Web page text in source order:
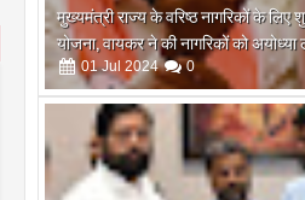
मुख्यमंत्री राज्य के वरिष्ठ नागरिकों के लिए
योजना, वायकर ने की नागरिकों को
01 Jul 2024 0